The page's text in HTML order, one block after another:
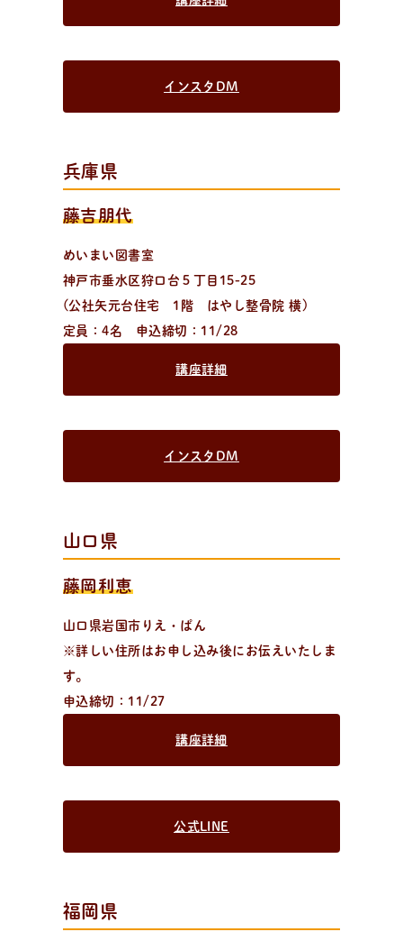
インスタDM
兵庫県
藤吉朋代
めいまい図書室
神戸市垂水区狩口台５丁目15-25
(公社矢元台住宅 1階 はやし整骨院 横)
定員：4名 申込締切：11/28
講座詳細
インスタDM
山口県
藤岡利恵
山口県岩国市りえ・ぱん
※詳しい住所はお申し込み後にお伝えいたしま
す。
申込締切：11/27
講座詳細
公式LINE
福岡県